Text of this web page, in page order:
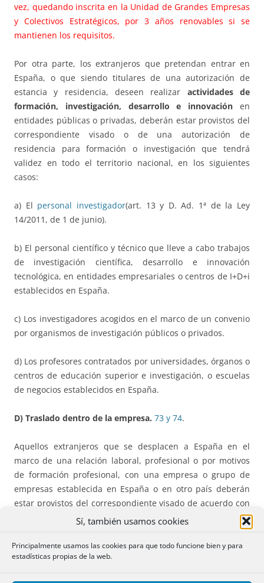
Sí, también usamos cookies
Principalmente usamos las cookies para que todo funcione bien y para
estadísticas propias de la web.
vez, quedando inscrita en la Unidad de Grandes Empresas
y Colectivos Estratégicos, por 3 años renovables si se
mantienen los requisitos.
Por otra parte, los extranjeros que pretendan entrar en
España, o que siendo titulares de una autorización de
estancia y residencia, deseen realizar actividades de
formación, investigación, desarrollo e innovación en
entidades públicas o privadas, deberán estar provistos del
correspondiente visado o de una autorización de
residencia para formación o investigación que tendrá
validez en todo el territorio nacional, en los siguientes
casos:
a) El personal investigador(art. 13 y D. Ad. 1ª de la Ley
14/2011, de 1 de junio).
b) El personal científico y técnico que lleve a cabo trabajos
de investigación científica, desarrollo e innovación
tecnológica, en entidades empresariales o centros de I+D+i
establecidos en España.
c) Los investigadores acogidos en el marco de un convenio
por organismos de investigación públicos o privados.
d) Los profesores contratados por universidades, órganos o
centros de educación superior e investigación, o escuelas
de negocios establecidos en España.
D) Traslado dentro de la empresa. 73 y 74.
Aquellos extranjeros que se desplacen a España en el
marco de una relación laboral, profesional o por motivos
de formación profesional, con una empresa o grupo de
empresas establecida en España o en otro país deberán
estar provistos del correspondiente visado de acuerdo con
la duración del traslado y de una autorización de
residencia por traslado intraempresarial, que tendrá
validez en todo el territorio nacional.